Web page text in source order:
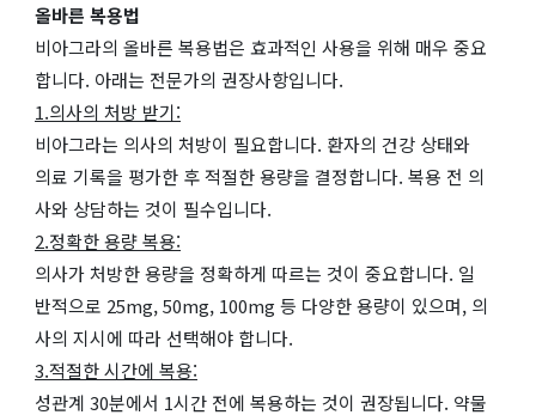
올바른 복용법
비아그라의 올바른 복용법은 효과적인 사용을 위해 매우 중요
합니다. 아래는 전문가의 권장사항입니다.
1.의사의 처방 받기:
비아그라는 의사의 처방이 필요합니다. 환자의 건강 상태와
의료 기록을 평가한 후 적절한 용량을 결정합니다. 복용 전 의
사와 상담하는 것이 필수입니다.
2.정확한 용량 복용:
의사가 처방한 용량을 정확하게 따르는 것이 중요합니다. 일
반적으로 25mg, 50mg, 100mg 등 다양한 용량이 있으며, 의
사의 지시에 따라 선택해야 합니다.
3.적절한 시간에 복용:
성관계 30분에서 1시간 전에 복용하는 것이 권장됩니다. 약물